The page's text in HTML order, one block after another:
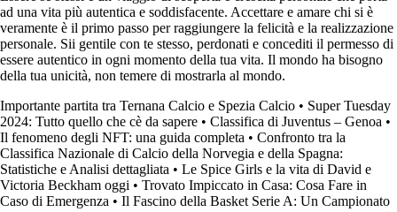
ad una vita più autentica e soddisfacente. Accettare e amare chi si è
veramente è il primo passo per raggiungere la felicità e la realizzazione
personale. Sii gentile con te stesso, perdonati e concediti il permesso di
essere autentico in ogni momento della tua vita. Il mondo ha bisogno
della tua unicità, non temere di mostrarla al mondo.
Importante partita tra Ternana Calcio e Spezia Calcio • Super Tuesday
2024: Tutto quello che cè da sapere • Classifica di Juventus – Genoa •
Il fenomeno degli NFT: una guida completa • Confronto tra la
Classifica Nazionale di Calcio della Norvegia e della Spagna:
Statistiche e Analisi dettagliata • Le Spice Girls e la vita di David e
Victoria Beckham oggi • Trovato Impiccato in Casa: Cosa Fare in
Caso di Emergenza • Il Fascino della Basket Serie A: Un Campionato